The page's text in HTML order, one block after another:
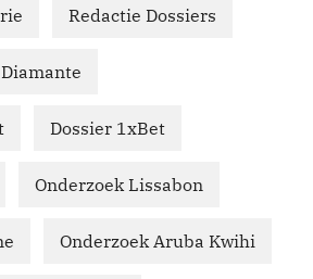
Redactie Dossiers
Dossier 1xBet
Onderzoek Lissabon
Onderzoek Aruba Kwihi